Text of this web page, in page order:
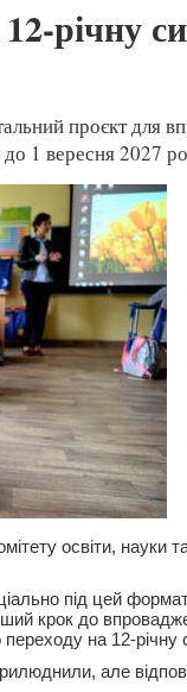
річну
проєкт для
1 вересня 2027
освіти, науки
під цей
крок до
переходу на 12-річну
але